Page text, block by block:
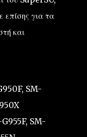
επίσης για τα
και
SM-
SM-